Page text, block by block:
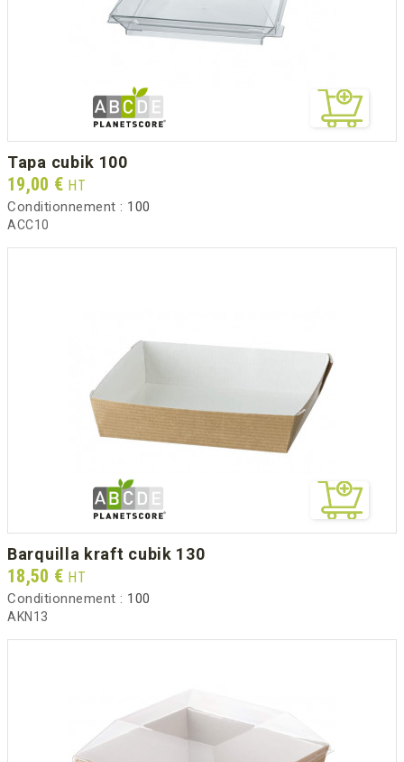
tapa cubik 100
Prix
19,00 € HT
Conditionnement : 100
ACC10
barquilla kraft cubik 130
Prix
18,50 € HT
Conditionnement : 100
AKN13